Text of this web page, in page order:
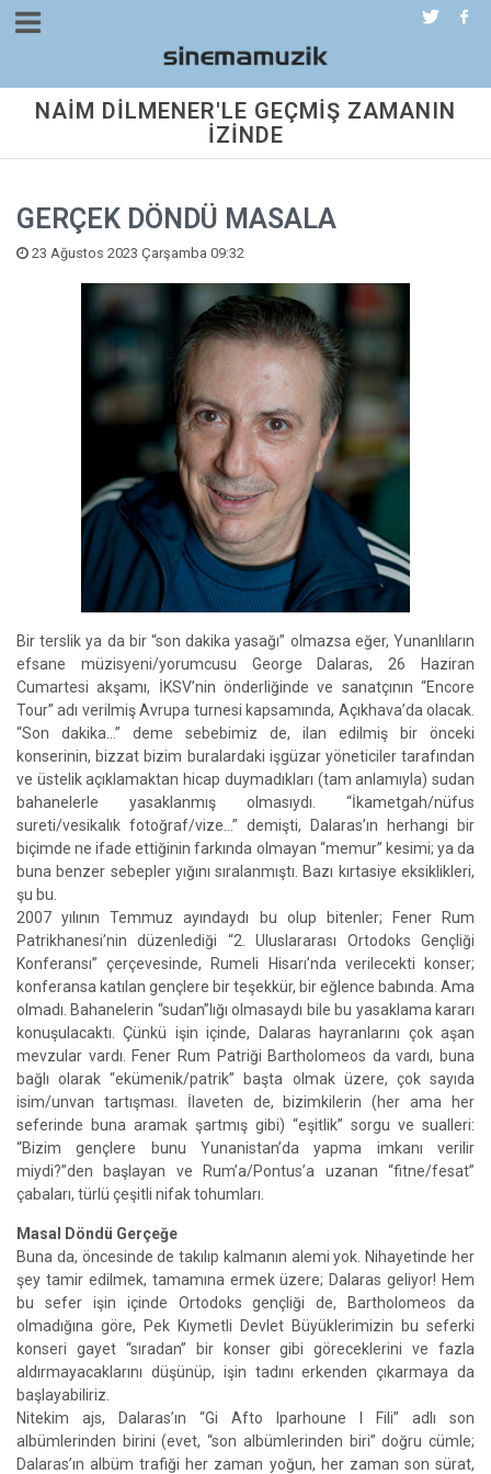
NAİM DİLMENER'LE GEÇMİŞ ZAMANIN
İZİNDE
GERÇEK DÖNDÜ MASALA
23 Ağustos 2023 Çarşamba 09:32
Bir terslik ya da bir “son dakika yasağı” olmazsa eğer, Yunanlıların
efsane müzisyeni/yorumcusu George Dalaras, 26 Haziran
Cumartesi akşamı, İKSV’nin önderliğinde ve sanatçının “Encore
Tour” adı verilmiş Avrupa turnesi kapsamında, Açıkhava’da olacak.
“Son dakika…” deme sebebimiz de, ilan edilmiş bir önceki
konserinin, bizzat bizim buralardaki işgüzar yöneticiler tarafından
ve üstelik açıklamaktan hicap duymadıkları (tam anlamıyla) sudan
bahanelerle yasaklanmış olmasıydı. “İkametgah/nüfus
sureti/vesikalık fotoğraf/vize…” demişti, Dalaras’ın herhangi bir
biçimde ne ifade ettiğinin farkında olmayan “memur” kesimi; ya da
buna benzer sebepler yığını sıralanmıştı. Bazı kırtasiye eksiklikleri,
şu bu.
2007 yılının Temmuz ayındaydı bu olup bitenler; Fener Rum
Patrikhanesi’nin düzenlediği “2. Uluslararası Ortodoks Gençliği
Konferansı” çerçevesinde, Rumeli Hisarı’nda verilecekti konser;
konferansa katılan gençlere bir teşekkür, bir eğlence babında. Ama
olmadı. Bahanelerin “sudan”lığı olmasaydı bile bu yasaklama kararı
konuşulacaktı. Çünkü işin içinde, Dalaras hayranlarını çok aşan
mevzular vardı. Fener Rum Patriği Bartholomeos da vardı, buna
bağlı olarak “ekümenik/patrik” başta olmak üzere, çok sayıda
isim/unvan tartışması. İlaveten de, bizimkilerin (her ama her
seferinde buna aramak şartmış gibi) “eşitlik” sorgu ve sualleri:
“Bizim gençlere bunu Yunanistan’da yapma imkanı verilir
miydi?”den başlayan ve Rum’a/Pontus’a uzanan “fitne/fesat”
çabaları, türlü çeşitli nifak tohumları.
Masal Döndü Gerçeğe
Buna da, öncesinde de takılıp kalmanın alemi yok. Nihayetinde her
şey tamir edilmek, tamamına ermek üzere; Dalaras geliyor! Hem
bu sefer işin içinde Ortodoks gençliği de, Bartholomeos da
olmadığına göre, Pek Kıymetli Devlet Büyüklerimizin bu seferki
konseri gayet “sıradan” bir konser gibi göreceklerini ve fazla
aldırmayacaklarını düşünüp, işin tadını erkenden çıkarmaya da
başlayabiliriz.
Nitekim ajs, Dalaras’ın “Gi Afto Iparhoune I Fili” adlı son
albümlerinden birini (evet, “son albümlerinden biri” doğru cümle;
Dalaras’ın albüm trafiği her zaman yoğun, her zaman son sürat,